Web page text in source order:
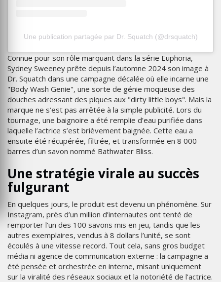
Une publication partagée par Dr. Squatch (@drsquatch)
Connue pour son rôle marquant dans la série Euphoria,
Sydney Sweeney prête depuis l’automne 2024 son image à
Dr. Squatch dans une campagne décalée où elle incarne une
"Body Wash Genie", une sorte de génie moqueuse des
douches adressant des piques aux "dirty little boys". Mais la
marque ne s’est pas arrêtée à la simple publicité. Lors du
tournage, une baignoire a été remplie d’eau purifiée dans
laquelle l’actrice s’est brièvement baignée. Cette eau a
ensuite été récupérée, filtrée, et transformée en 8 000
barres d’un savon nommé Bathwater Bliss.
Une stratégie virale au succès
fulgurant
En quelques jours, le produit est devenu un phénomène. Sur
Instagram, près d’un million d’internautes ont tenté de
remporter l’un des 100 savons mis en jeu, tandis que les
autres exemplaires, vendus à 8 dollars l’unité, se sont
écoulés à une vitesse record. Tout cela, sans gros budget
média ni agence de communication externe : la campagne a
été pensée et orchestrée en interne, misant uniquement
sur la viralité des réseaux sociaux et la notoriété de l’actrice.